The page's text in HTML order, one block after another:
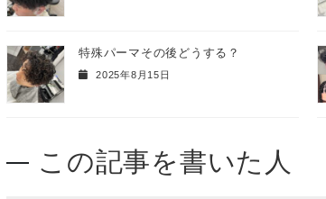
特殊パーマその後どうする？
2025年8月15日
この記事を書いた人